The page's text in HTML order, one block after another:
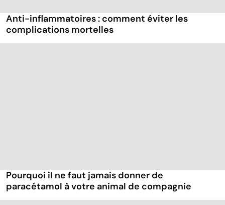
Anti-inflammatoires : comment éviter les
complications mortelles
Pourquoi il ne faut jamais donner de
paracétamol à votre animal de compagnie